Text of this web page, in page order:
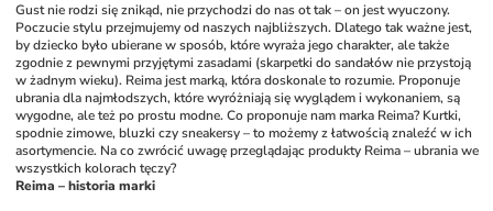
Gust nie rodzi się znikąd, nie przychodzi do nas ot tak – on jest wyuczony.
Poczucie stylu przejmujemy od naszych najbliższych. Dlatego tak ważne jest,
by dziecko było ubierane w sposób, które wyraża jego charakter, ale także
zgodnie z pewnymi przyjętymi zasadami (skarpetki do sandałów nie przystoją
w żadnym wieku). Reima jest marką, która doskonale to rozumie. Proponuje
ubrania dla najmłodszych, które wyróżniają się wyglądem i wykonaniem, są
wygodne, ale też po prostu modne. Co proponuje nam marka Reima? Kurtki,
spodnie zimowe, bluzki czy sneakersy – to możemy z łatwością znaleźć w ich
asortymencie. Na co zwrócić uwagę przeglądając produkty Reima – ubrania we
wszystkich kolorach tęczy?
Reima – historia marki